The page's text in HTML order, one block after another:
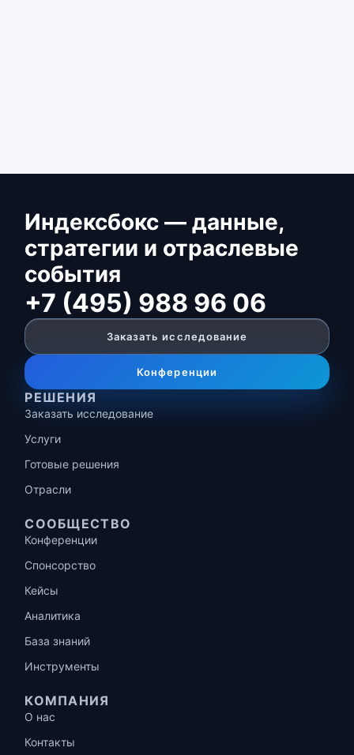
Индексбокс — данные,
стратегии и отраслевые
события
+7 (495) 988 96 06
Заказать исследование
Конференции
РЕШЕНИЯ
Заказать исследование
Услуги
Готовые решения
Отрасли
СООБЩЕСТВО
Конференции
Спонсорство
Кейсы
Аналитика
База знаний
Инструменты
КОМПАНИЯ
О нас
Контакты